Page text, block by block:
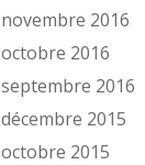
novembre 2016
octobre 2016
septembre 2016
décembre 2015
octobre 2015